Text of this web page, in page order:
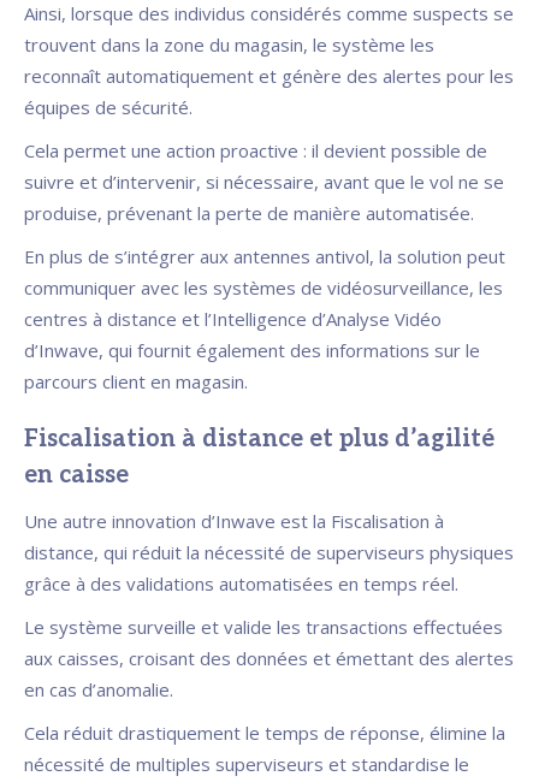
Ainsi, lorsque des individus considérés comme suspects se
trouvent dans la zone du magasin, le système les
reconnaît automatiquement et génère des alertes pour les
équipes de sécurité.
Cela permet une action proactive : il devient possible de
suivre et d’intervenir, si nécessaire, avant que le vol ne se
produise, prévenant la perte de manière automatisée.
En plus de s’intégrer aux antennes antivol, la solution peut
communiquer avec les systèmes de vidéosurveillance, les
centres à distance et l’Intelligence d’Analyse Vidéo
d’Inwave, qui fournit également des informations sur le
parcours client en magasin.
Fiscalisation à distance et plus d’agilité
en caisse
Une autre innovation d’Inwave est la Fiscalisation à
distance, qui réduit la nécessité de superviseurs physiques
grâce à des validations automatisées en temps réel.
Le système surveille et valide les transactions effectuées
aux caisses, croisant des données et émettant des alertes
en cas d’anomalie.
Cela réduit drastiquement le temps de réponse, élimine la
nécessité de multiples superviseurs et standardise le